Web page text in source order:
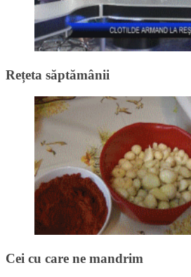
Rețeta săptămânii
Cei cu care ne mandrim